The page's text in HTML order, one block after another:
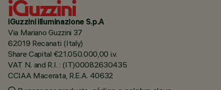
iGuzzini illuminazione S.p.A
Via Mariano Guzzini 37
62019 Recanati (Italy)
Share Capital €21.050.000,00 i.v.
VAT N. and R.I. : (IT)00082630435
CCIAA Macerata, R.E.A. 40632